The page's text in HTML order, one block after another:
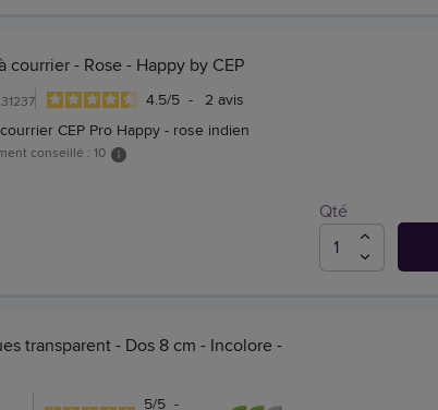
courrier - Rose - Happy by CEP
4.5/5 - 2 avis
CEP Pro Happy - rose indien
conseillé : 10
Qté
transparent - Dos 8 cm - Incolore -
5/5 -